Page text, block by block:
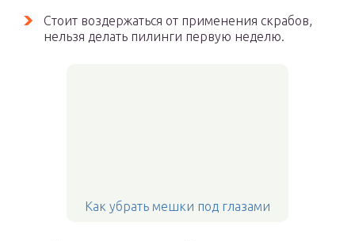
Стоит воздержаться от применения скрабов,
нельзя делать пилинги первую неделю.
Как убрать мешки под глазами